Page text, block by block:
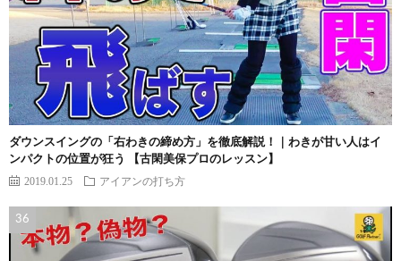
ダウンスイングの「右わきの締め方」を徹底解説！｜わきが甘い人はイ
ンパクトの位置が狂う 【古閑美保プロのレッスン】
2019.01.25 アイアンの打ち方